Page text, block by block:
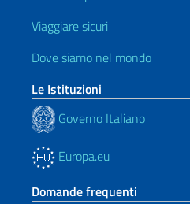
Viaggiare sicuri
Dove siamo nel mondo
Le Istituzioni
Governo Italiano
Europa.eu
Domande frequenti